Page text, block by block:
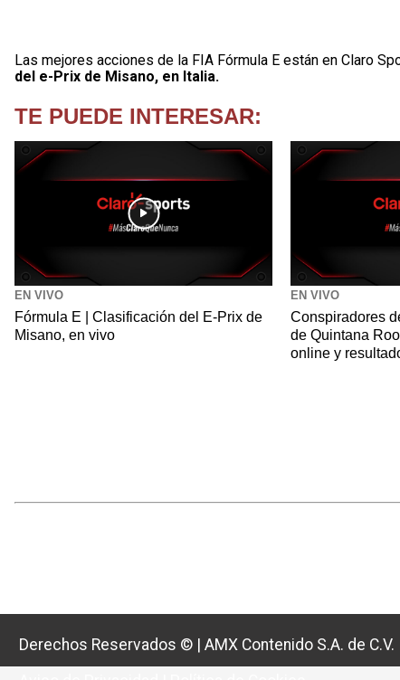
Las mejores acciones de la FIA Fórmula E están en Claro
del e-Prix de Misano, en Italia.
TE PUEDE INTERESAR:
EN VIVO
Fórmula E | Clasificación del E-Prix de
Misano, en vivo
EN VIVO
Conspiradores
de Quintana
online y
Derechos Reservados ©
AMX Contenido S.A. de C.V.